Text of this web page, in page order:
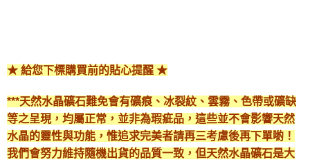
★ 給您下標購買前的貼心提醒 ★
***天然水晶礦石難免會有礦痕、冰裂紋、雲霧、色帶或礦缺
等之呈現，均屬正常，並非為瑕疵品，這些並不會影響天然
水晶的靈性與功能，惟追求完美者請再三考慮後再下單喲！
我們會努力維持隨機出貨的品質一致，但天然水晶礦石是大